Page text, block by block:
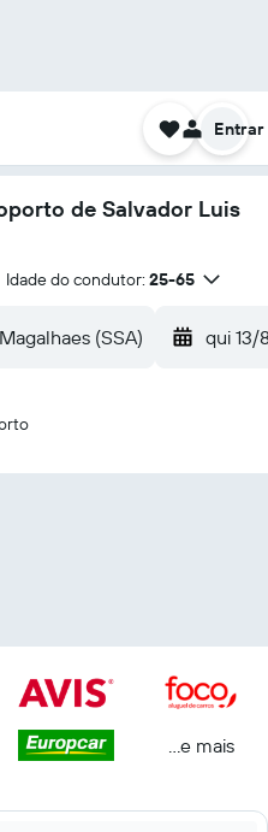
Entrar
de Salvador Luis
Idade do condutor: 25-65
(SSA) qui 13/
...e mais